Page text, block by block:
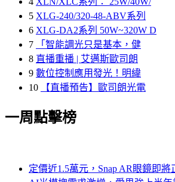
5 XLG-240/320-48-ABV系列
6 XLG-DA2系列 50W~320W D
7
「智能調光只是基本，健
8 直播重播 | 艾邁斯歐司朗
9 數位控制應用發光！明緯
10
【直播預告】歐司朗光電
一周點擊榜
定價近1.5萬元，Snap AR眼鏡即將